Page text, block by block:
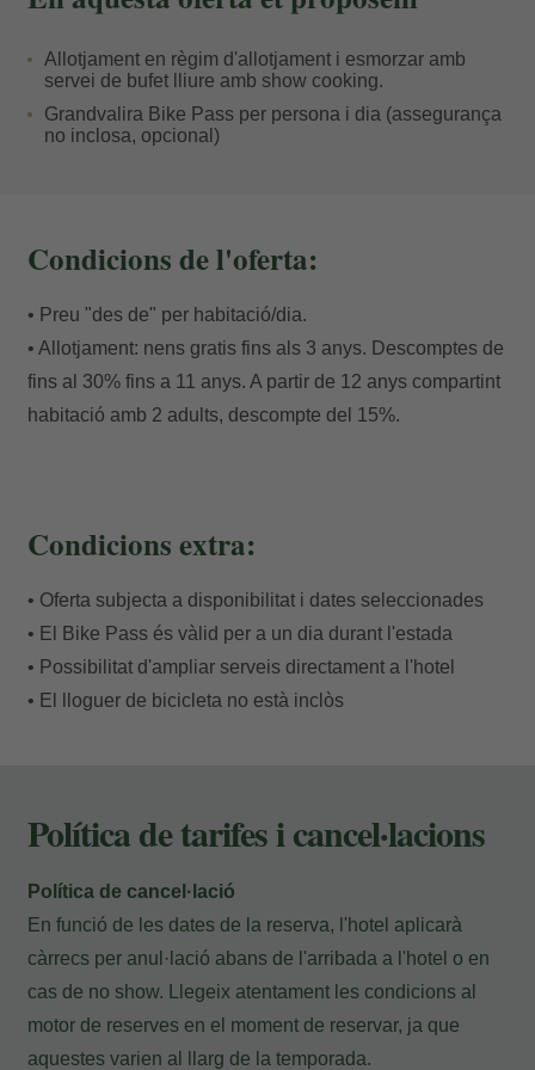
recorreguts vermells i negres per a ciclistes
experimentats. A més, si el cos et demana un gran
repte, podràs posar-te a prova en els grans tours
circulars que connecten els diferents sectors de
l'estació.
El veritable valor d'aquesta proposta rau en el que
intensa sessió de muntanya, l'hotel es converteix en el
teu santuari de recuperació. Podràs alliberar la tensió
muscular a les aigües del nostre spa, un espai
concebut per retornar la calma al cos mitjançant
amb una copa al capvespre. Un retorn al luxe silenciós
Allotjament en règim d'allotjament i esmorzar amb
servei de bufet lliure amb show cooking.
Grandvalira Bike Pass per persona i dia (assegurança
no inclosa, opcional)
Condicions de l'oferta:
• Preu "des de" per habitació/dia.
• Allotjament: nens gratis fins als 3 anys. Descomptes de
fins al 30% fins a 11 anys. A partir de 12 anys compartint
habitació amb 2 adults, descompte del 15%.
Condicions extra:
• Oferta subjecta a disponibilitat i dates seleccionades
• El Bike Pass és vàlid per a un dia durant l'estada
• Possibilitat d'ampliar serveis directament a l'hotel
• El lloguer de bicicleta no està inclòs
Política de tarifes i cancel·lacions
Política de cancel·lació
En funció de les dates de la reserva, l'hotel aplicarà
càrrecs per anul·lació abans de l'arribada a l'hotel o en
cas de no show. Llegeix atentament les condicions al
motor de reserves en el moment de reservar, ja que
aquestes varien al llarg de la temporada.